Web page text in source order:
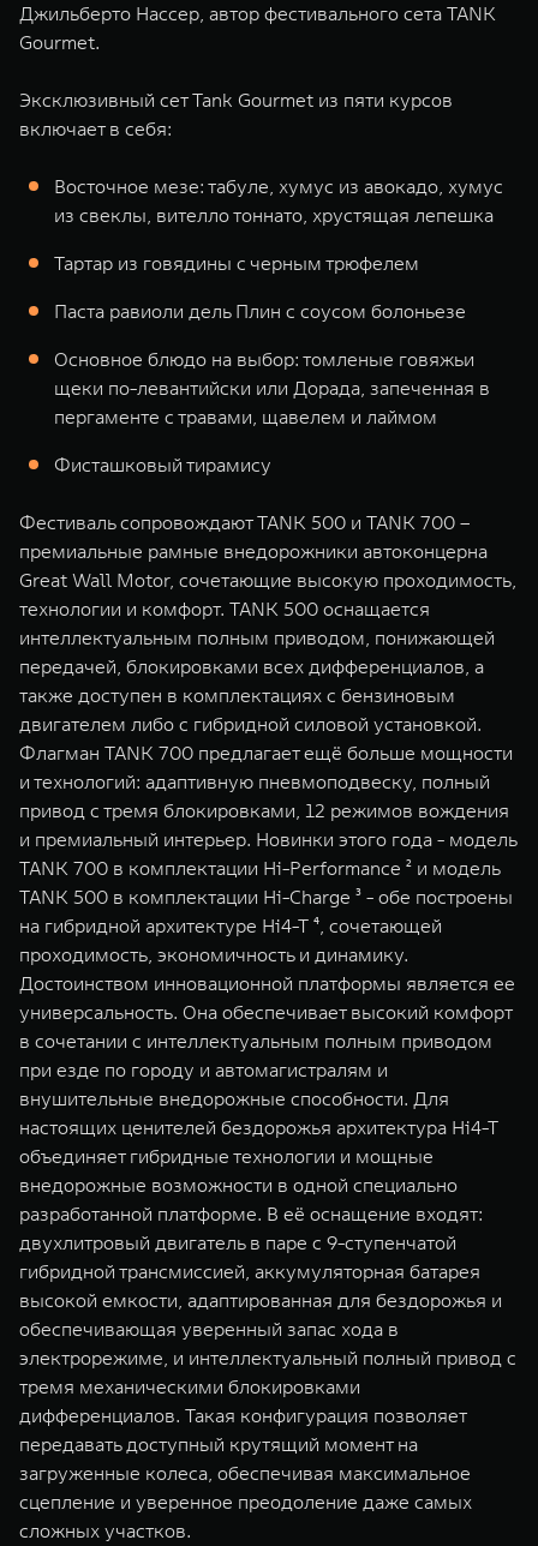
Джильберто Нассер, автор фестивального сета TANK
Gourmet.
Эксклюзивный сет Tank Gourmet из пяти курсов
включает в себя:
Восточное мезе: табуле, хумус из авокадо, хумус
из свеклы, вителло тоннато, хрустящая лепешка
Тартар из говядины с черным трюфелем
Паста равиоли дель Плин с соусом болоньезе
Основное блюдо на выбор: томленые говяжьи
щеки по-левантийски или Дорада, запеченная в
пергаменте с травами, щавелем и лаймом
Фисташковый тирамису
Фестиваль сопровождают TANK 500 и TANK 700 –
премиальные рамные внедорожники автоконцерна
Great Wall Motor, сочетающие высокую проходимость,
технологии и комфорт. TANK 500 оснащается
интеллектуальным полным приводом, понижающей
передачей, блокировками всех дифференциалов, а
также доступен в комплектациях с бензиновым
двигателем либо с гибридной силовой установкой.
Флагман TANK 700 предлагает ещё больше мощности
и технологий: адаптивную пневмоподвеску, полный
привод с тремя блокировками, 12 режимов вождения
и премиальный интерьер. Новинки этого года - модель
TANK 700 в комплектации Hi-Performance ² и модель
TANK 500 в комплектации Hi-Charge ³ - обе построены
на гибридной архитектуре Hi4-T ⁴, сочетающей
проходимость, экономичность и динамику.
Достоинством инновационной платформы является ее
универсальность. Она обеспечивает высокий комфорт
в сочетании с интеллектуальным полным приводом
при езде по городу и автомагистралям и
внушительные внедорожные способности. Для
настоящих ценителей бездорожья архитектура Hi4-T
объединяет гибридные технологии и мощные
внедорожные возможности в одной специально
разработанной платформе. В её оснащение входят:
двухлитровый двигатель в паре с 9-ступенчатой
гибридной трансмиссией, аккумуляторная батарея
высокой емкости, адаптированная для бездорожья и
обеспечивающая уверенный запас хода в
электрорежиме, и интеллектуальный полный привод с
тремя механическими блокировками
дифференциалов. Такая конфигурация позволяет
передавать доступный крутящий момент на
загруженные колеса, обеспечивая максимальное
сцепление и уверенное преодоление даже самых
сложных участков.